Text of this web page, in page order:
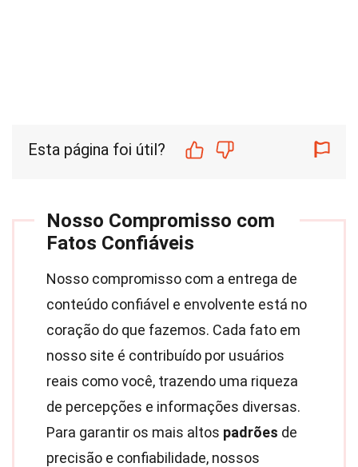
Esta página foi útil?
Nosso Compromisso com
Fatos Confiáveis
Nosso compromisso com a entrega de
conteúdo confiável e envolvente está no
coração do que fazemos. Cada fato em
nosso site é contribuído por usuários
reais como você, trazendo uma riqueza
de percepções e informações diversas.
Para garantir os mais altos padrões de
precisão e confiabilidade, nossos